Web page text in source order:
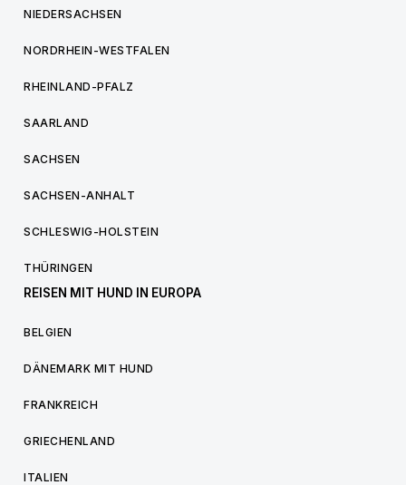
NIEDERSACHSEN
NORDRHEIN-WESTFALEN
RHEINLAND-PFALZ
SAARLAND
SACHSEN
SACHSEN-ANHALT
SCHLESWIG-HOLSTEIN
THÜRINGEN
REISEN MIT HUND IN EUROPA
BELGIEN
DÄNEMARK MIT HUND
FRANKREICH
GRIECHENLAND
ITALIEN